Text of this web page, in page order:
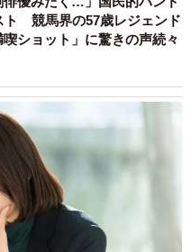
ト 競馬界の57歳レジェンド
ショット」に驚きの声続々